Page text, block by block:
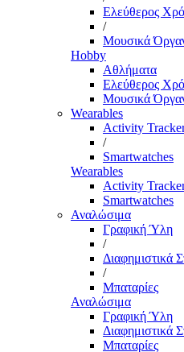
Ελεύθερος
/
Μουσικά
Hobby
Αθλήματα
Ελεύθερος
Μουσικά
Wearables
Activity
/
Smartwatches
Wearables
Activity
Smartwatches
Αναλώσιμα
Γραφική Ύλη
/
Διαφημιστικά
/
Μπαταρίες
Αναλώσιμα
Γραφική Ύλη
Διαφημιστικά
Μπαταρίες